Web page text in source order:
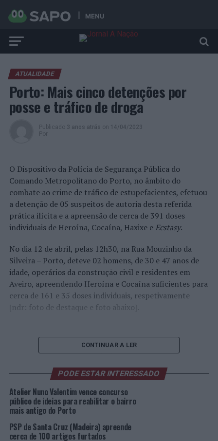
MENU
ATUALIDADE
Porto: Mais cinco detenções por
posse e tráfico de droga
Publicado 3 anos atrás on 14/04/2023
Por
O Dispositivo da Polícia de Segurança Pública do
Comando Metropolitano do Porto, no âmbito do
combate ao crime de tráfico de estupefacientes, efetuou
a detenção de 05 suspeitos de autoria desta referida
prática ilícita e a apreensão de cerca de 391 doses
individuais de Heroína, Cocaína, Haxixe e Ecstasy.
No dia 12 de abril, pelas 12h30, na Rua Mouzinho da
Silveira – Porto, deteve 02 homens, de 30 e 47 anos de
idade, operários da construção civil e residentes em
Aveiro, apreendendo Heroína e Cocaína suficientes para
cerca de 161 e 35 doses individuais, respetivamente
[ndr: foto de destaque e foto abaixo].
Foto:
PSP.
Porto, deteve 01 homem, de 30 anos de idade,
desempregado e residente na Maia, apreendendo Haxixe
eEcstasysuficientes para cerca de 23 e 21 doses
individuais, respetivamente. Pelas 19h15, na Rua Diogo
Botelho – Porto, deteve 01 homem, de 21 anos de idade,
desempregado e residente em Bragança, apreendendo
CONTINUAR A LER
PODE ESTAR INTERESSADO
Atelier Nuno Valentim vence concurso
público de ideias para reabilitar o bairro
mais antigo do Porto
PSP de Santa Cruz (Madeira) apreende
cerca de 100 artigos furtados